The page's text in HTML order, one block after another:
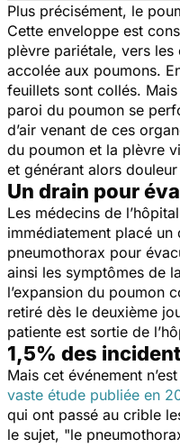
Plus précisément, le
Cette enveloppe est
plèvre pariétale, vers
accolée aux poumons.
feuillets sont collés.
paroi du poumon se
d’air venant de ces
du poumon et la plèvre
et générant alors
Un drain pour
Les médecins de
immédiatement placé un
pneumothorax pour
ainsi les symptômes de
l’expansion du poumon
retiré dès le deuxième
patiente est sortie de
1,5% des
Mais cet événement
vaste étude publiée en
qui ont passé au crible
le sujet, "le